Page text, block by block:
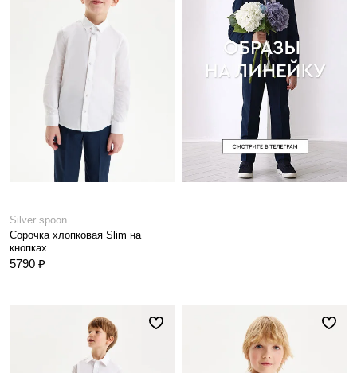
Silver spoon
Сорочка хлопковая Slim на
кнопках
5790 ₽